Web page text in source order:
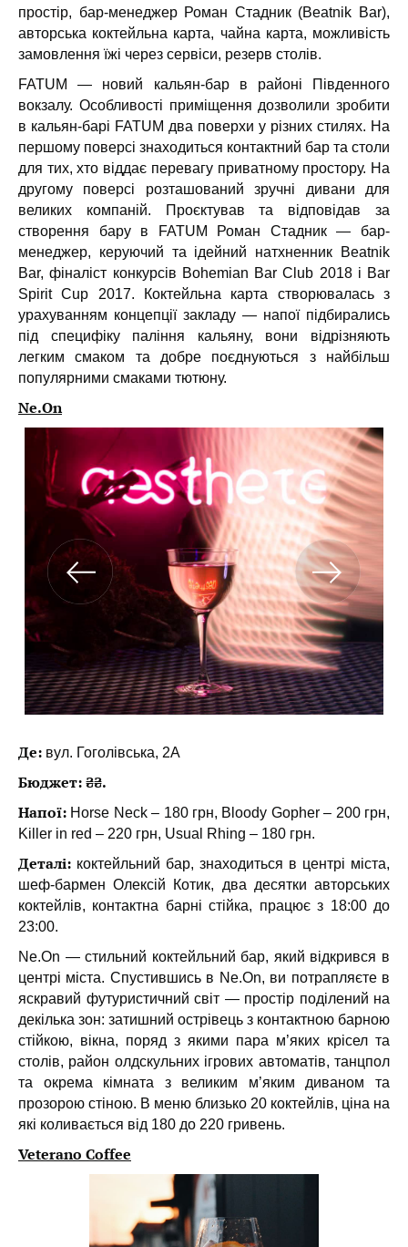
простір, бар-менеджер Роман Стадник (Beatnik Bar),
авторська коктейльна карта, чайна карта, можливість
замовлення їжі через сервіси, резерв столів.
FATUM — новий кальян-бар в районі Південного
вокзалу. Особливості приміщення дозволили зробити
в кальян-барі FATUM два поверхи у різних стилях. На
першому поверсі знаходиться контактний бар та столи
для тих, хто віддає перевагу приватному простору. На
другому поверсі розташований зручні дивани для
великих компаній. Проєктував та відповідав за
створення бару в FATUM Роман Стадник — бар-
менеджер, керуючий та ідейний натхненник Beatnik
Bar, фіналіст конкурсів Bohemian Bar Club 2018 і Bar
Spirit Cup 2017. Коктейльна карта створювалась з
урахуванням концепції закладу — напої підбирались
під специфіку паління кальяну, вони відрізняють
легким смаком та добре поєднуються з найбільш
популярними смаками тютюну.
Ne.On
Де: вул. Гоголівська, 2А
Бюджет: ₴₴.
Напої: Horse Neck – 180 грн, Bloody Gopher – 200 грн,
Killer in red – 220 грн, Usual Rhing – 180 грн.
Деталі: коктейльний бар, знаходиться в центрі міста,
шеф-бармен Олексій Котик, два десятки авторських
коктейлів, контактна барні стійка, працює з 18:00 до
23:00.
Ne.On — стильний коктейльний бар, який відкрився в
центрі міста. Спустившись в Ne.On, ви потрапляєте в
яскравий футуристичний світ — простір поділений на
декілька зон: затишний острівець з контактною барною
стійкою, вікна, поряд з якими пара м’яких крісел та
столів, район олдскульних ігрових автоматів, танцпол
та окрема кімната з великим м’яким диваном та
прозорою стіною. В меню близько 20 коктейлів, ціна на
які коливається від 180 до 220 гривень.
Veterano Coffee